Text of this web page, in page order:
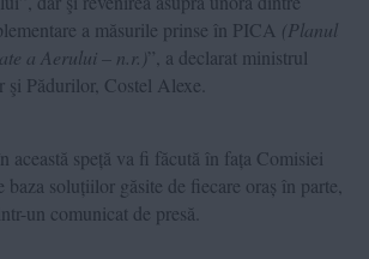
a măsurile prinse în PICA (Planul
a Aerului – n.r.)”, a declarat ministrul
Pădurilor, Costel Alexe.
această speță va fi făcută în fața Comisiei
baza soluțiilor găsite de fiecare oraș în parte,
un comunicat de presă.